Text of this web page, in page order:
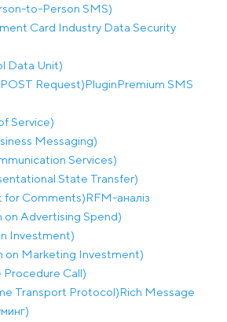
to-Person SMS)
Card Industry Data Security
Data Unit)
Request)PluginPremium SMS
Service)
Messaging)
Services)
State Transfer)
for Comments)RFM-аналіз
on Advertising Spend)
Investment)
on Marketing Investment)
Procedure Call)
Transport Protocol)Rich Message